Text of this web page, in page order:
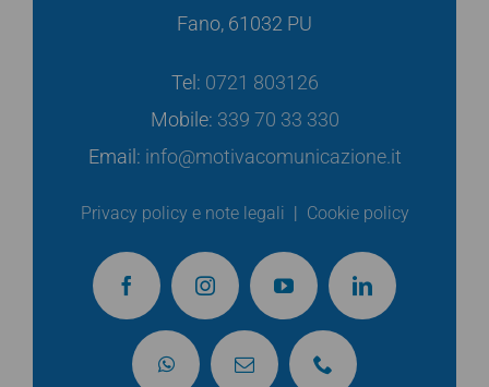
Fano, 61032 PU
Tel: 0721 803126
Mobile: 339 70 33 330
Email: info@motivacomunicazione.it
Privacy policy e note legali | Cookie policy